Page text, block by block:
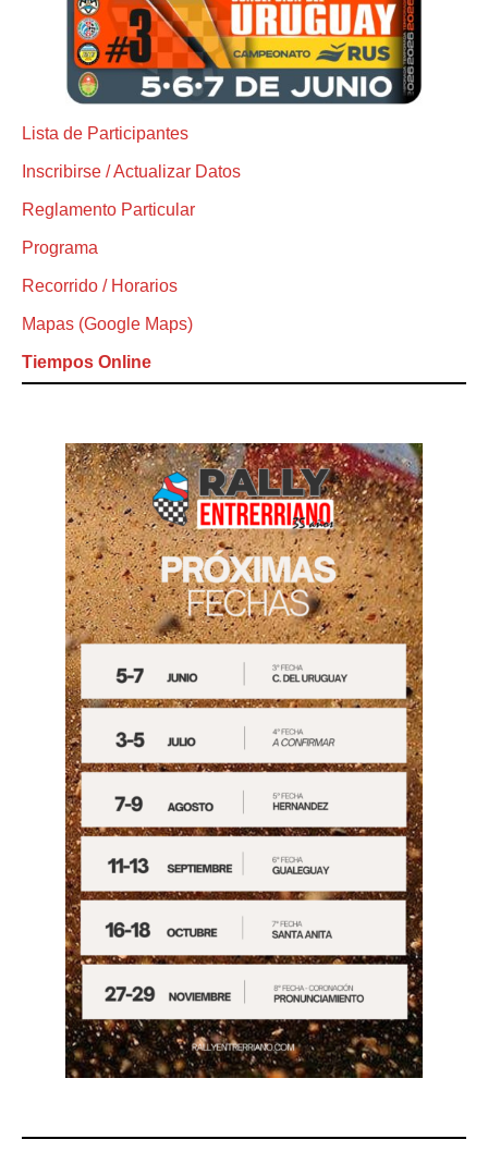
Lista de Participantes
Inscribirse / Actualizar Datos
Reglamento Particular
Programa
Recorrido / Horarios
Mapas (Google Maps)
Tiempos Online